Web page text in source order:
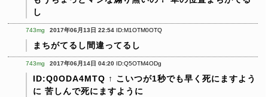
し
743mg 2017年06月13日 22:54 ID:M1OTM0OTQ
まちがてるし間違ってるし
743mg 2017年06月14日 04:20 ID:Q5OTM4ODg
ID:Q0ODA4MTQ ↑ こいつが1秒でも早く死にますよう
に 苦しんで死にますように